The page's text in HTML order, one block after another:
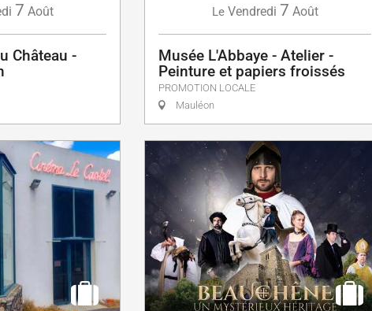
7 Août
Château -
Le Vendredi 7 Août
Musée L'Abbaye - Atelier -
Peinture et papiers froissés
PROMOTION LOCALE
Mauléon